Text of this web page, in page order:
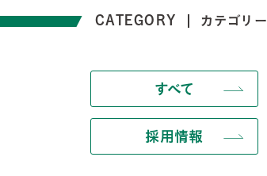
CATEGORY カテゴリー
すべて
採用情報